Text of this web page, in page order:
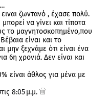
ζωντανό , έχασε πολύ.
να γίνει και τίποτα
το μαγνητοσκοπημένο,που
είναι και το
μην ξεχνάμε ότι είναι ένα
6η χρονιά. Δεν είναι και
είναι άθλος για μένα με
8:05 μ.μ.